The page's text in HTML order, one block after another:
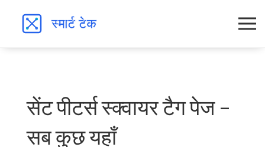
सेंट पीटर्स स्क्वायर टैग पेज –
सब कुछ यहाँ